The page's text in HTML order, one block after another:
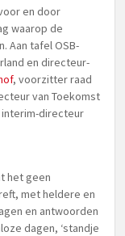
en door
waarop de
Aan tafel OSB-
en directeur-
, voorzitter raad
van Toekomst
interim-directeur
het geen
met heldere en
en antwoorden
dagen, ‘standje